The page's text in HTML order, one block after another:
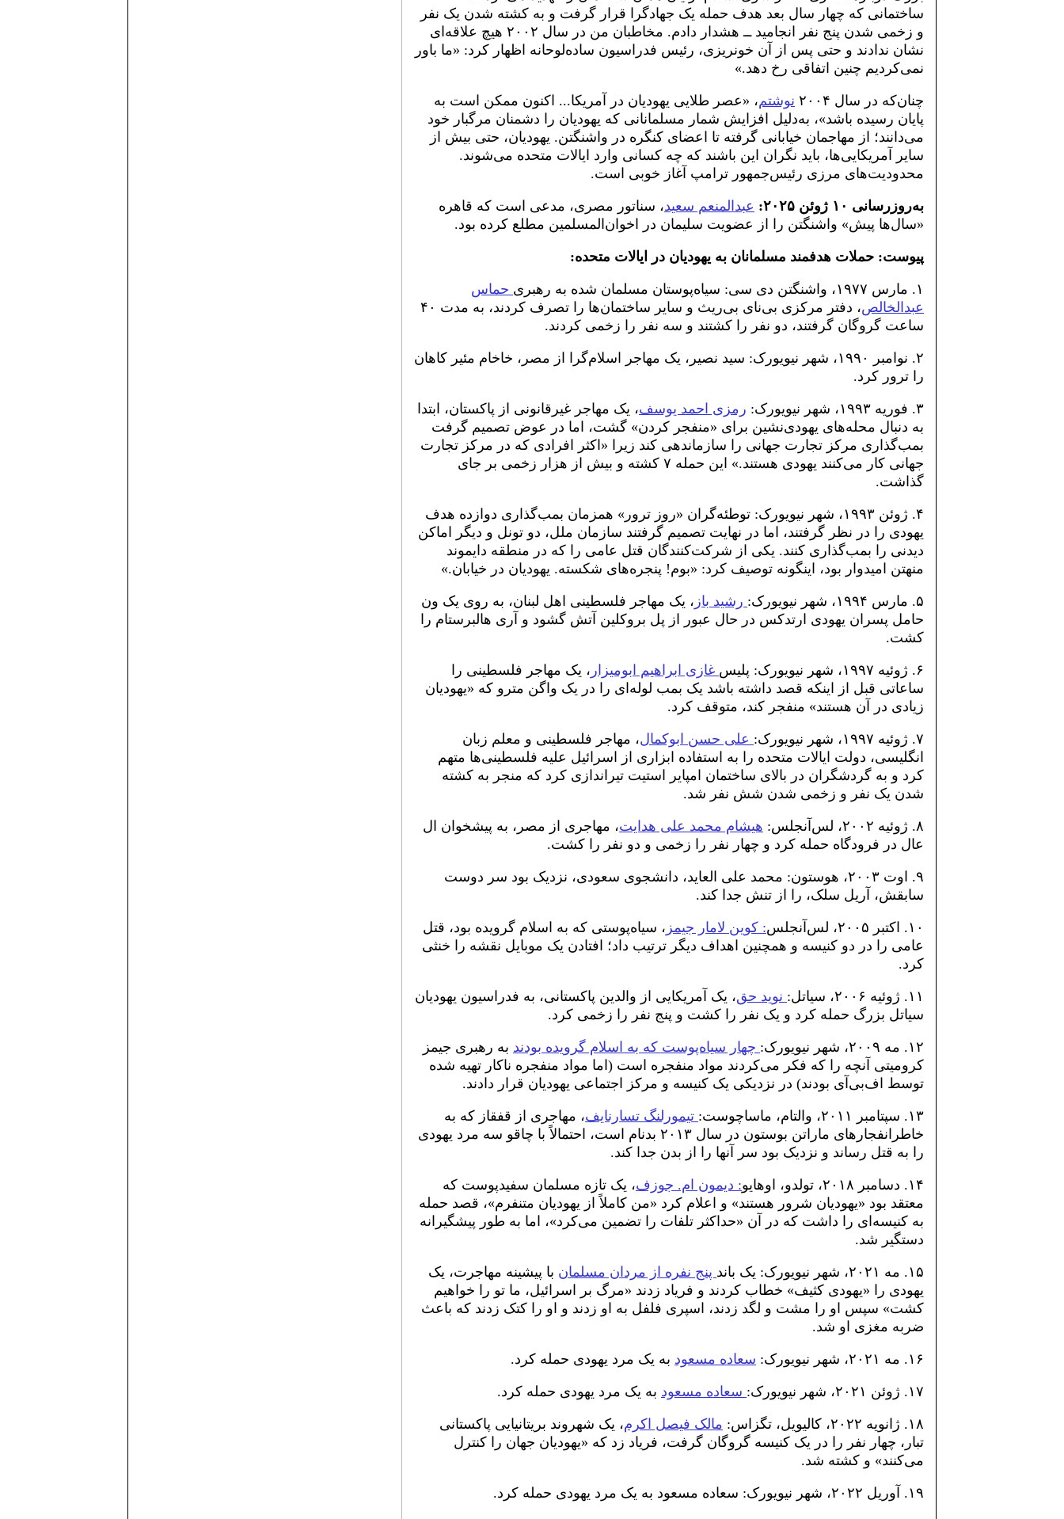
ساختمانی که چهار سال بعد هدف حمله یک جهادگرا قرار گرفت و به کشته شدن یک نفر
و زخمی شدن پنج نفر انجامید ــ هشدار دادم. مخاطبان من در سال ۲۰۰۲ هیچ علاقه‌ای
نشان ندادند و حتی پس از آن خونریزی، رئیس فدراسیون ساده‌لوحانه اظهار کرد: «ما باور
نمی‌کردیم چنین اتفاقی رخ دهد.»
چنان‌که در سال ۲۰۰۴ نوشتم، «عصر طلایی یهودیان در آمریکا... اکنون ممکن است به
پایان رسیده باشد»، به‌دلیل افزایش شمار مسلمانانی که یهودیان را دشمنان مرگبار خود
می‌دانند؛ از مهاجمان خیابانی گرفته تا اعضای کنگره در واشنگتن. یهودیان، حتی بیش از
سایر آمریکایی‌ها، باید نگران این باشند که چه کسانی وارد ایالات متحده می‌شوند.
محدودیت‌های مرزی رئیس‌جمهور ترامپ آغاز خوبی است.
به‌روزرسانی ۱۰ ژوئن ۲۰۲۵: عبدالمنعم سعید، سناتور مصری، مدعی است که قاهره
«سال‌ها پیش» واشنگتن را از عضویت سلیمان در اخوان‌المسلمین مطلع کرده بود.
پیوست: حملات هدفمند مسلمانان به یهودیان در ایالات متحده:
۱. مارس ۱۹۷۷، واشنگتن دی سی: سیاه‌پوستان مسلمان شده به رهبری
حماس
عبدالخالص
، دفتر مرکزی بی‌نای بی‌ریث و سایر ساختمان‌ها را تصرف کردند، به مدت ۴۰
ساعت گروگان گرفتند، دو نفر را کشتند و سه نفر را زخمی کردند.
۲. نوامبر ۱۹۹۰، شهر نیویورک: سید نصیر، یک مهاجر اسلام‌گرا از مصر، خاخام مئیر کاهان
را ترور کرد.
۳. فوریه ۱۹۹۳، شهر نیویورک: رمزی احمد یوسف، یک مهاجر غیرقانونی از پاکستان، ابتدا
به دنبال محله‌های یهودی‌نشین برای «منفجر کردن» گشت، اما در عوض تصمیم گرفت
بمب‌گذاری مرکز تجارت جهانی را سازماندهی کند زیرا «اکثر افرادی که در مرکز تجارت
جهانی کار می‌کنند یهودی هستند.» این حمله ۷ کشته و بیش از هزار زخمی بر جای
گذاشت.
۴. ژوئن ۱۹۹۳، شهر نیویورک: توطئه‌گران «روز ترور» همزمان بمب‌گذاری دوازده هدف
یهودی را در نظر گرفتند، اما در نهایت تصمیم گرفتند سازمان ملل، دو تونل و دیگر اماکن
دیدنی را بمب‌گذاری کنند. یکی از شرکت‌کنندگان قتل عامی را که در منطقه دایموند
منهتن امیدوار بود، اینگونه توصیف کرد: «بوم! پنجره‌های شکسته. یهودیان در خیابان.»
۵. مارس ۱۹۹۴، شهر نیویورک: رشید باز ، یک مهاجر فلسطینی اهل لبنان، به روی یک ون
حامل پسران یهودی ارتدکس در حال عبور از پل بروکلین آتش گشود و آری هالبرستام را
کشت.
۶. ژوئیه ۱۹۹۷، شهر نیویورک: پلیس غازی ابراهیم ابومیزار ، یک مهاجر فلسطینی را
ساعاتی قبل از اینکه قصد داشته باشد یک بمب لوله‌ای را در یک واگن مترو که «یهودیان
زیادی در آن هستند» منفجر کند، متوقف کرد.
۷. ژوئیه ۱۹۹۷، شهر نیویورک: علی حسن ابوکمال، مهاجر فلسطینی و معلم زبان
انگلیسی، دولت ایالات متحده را به استفاده ابزاری از اسرائیل علیه فلسطینی‌ها متهم
کرد و به گردشگران در بالای ساختمان امپایر استیت تیراندازی کرد که منجر به کشته
شدن یک نفر و زخمی شدن شش نفر شد.
۸. ژوئیه ۲۰۰۲، لس‌آنجلس: هیشام محمد علی هدایت، مهاجری از مصر، به پیشخوان ال
عال در فرودگاه حمله کرد و چهار نفر را زخمی و دو نفر را کشت.
۹. اوت ۲۰۰۳، هوستون: محمد علی العاید، دانشجوی سعودی، نزدیک بود سر دوست
سابقش، آریل سلک، را از تنش جدا کند.
۱۰. اکتبر ۲۰۰۵، لس‌آنجلس : کوین لامار جیمز ، سیاه‌پوستی که به اسلام گرویده بود، قتل
عامی را در دو کنیسه و همچنین اهداف دیگر ترتیب داد؛ افتادن یک موبایل نقشه را خنثی
کرد.
۱۱. ژوئیه ۲۰۰۶، سیاتل: نوید حق، یک آمریکایی از والدین پاکستانی، به فدراسیون یهودیان
سیاتل بزرگ حمله کرد و یک نفر را کشت و پنج نفر را زخمی کرد.
۱۲. مه ۲۰۰۹، شهر نیویورک: چهار سیاه‌پوست که به اسلام گرویده بودند به رهبری جیمز
کرومیتی آنچه را که فکر می‌کردند مواد منفجره است (اما مواد منفجره ناکار تهیه شده
توسط اف‌بی‌آی بودند) در نزدیکی یک کنیسه و مرکز اجتماعی یهودیان قرار دادند.
۱۳. سپتامبر ۲۰۱۱، والتام، ماساچوست: تیمورلنگ تسارنایف، مهاجری از قفقاز که به
خاطرانفجارهای ماراتن بوستون در سال ۲۰۱۳ بدنام است، احتمالاً با چاقو سه مرد یهودی
را به قتل رساند و نزدیک بود سر آنها را از بدن جدا کند.
۱۴. دسامبر ۲۰۱۸، تولدو، اوهایو : دیمون ام. جوزف، یک تازه مسلمان سفیدپوست که
معتقد بود «یهودیان شرور هستند» و اعلام کرد «من کاملاً از یهودیان متنفرم»، قصد حمله
به کنیسه‌ای را داشت که در آن «حداکثر تلفات را تضمین می‌کرد»، اما به طور پیشگیرانه
دستگیر شد.
۱۵. مه ۲۰۲۱، شهر نیویورک: یک باند پنج نفره از مردان مسلمان با پیشینه مهاجرت، یک
یهودی را «یهودی کثیف» خطاب کردند و فریاد زدند «مرگ بر اسرائیل، ما تو را خواهیم
کشت» سپس او را مشت و لگد زدند، اسپری فلفل به او زدند و او را کتک زدند که باعث
ضربه مغزی او شد.
۱۶. مه ۲۰۲۱، شهر نیویورک: سعاده مسعود به یک مرد یهودی حمله کرد.
۱۷. ژوئن ۲۰۲۱، شهر نیویورک: سعاده مسعود به یک مرد یهودی حمله کرد.
۱۸. ژانویه ۲۰۲۲، کالیویل، تگزاس: مالک فیصل اکرم، یک شهروند بریتانیایی پاکستانی
تبار، چهار نفر را در یک کنیسه گروگان گرفت، فریاد زد که «یهودیان جهان را کنترل
می‌کنند» و کشته شد.
۱۹. آوریل ۲۰۲۲، شهر نیویورک: سعاده مسعود به یک مرد یهودی حمله کرد.